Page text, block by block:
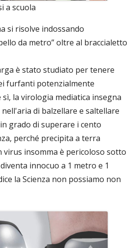
a scuola
si risolve indossando
da metro” oltre al braccialetto
è stato studiato per tenere
furfanti potenzialmente
la virologia mediatica insegna
di balzellare e saltellare
grado di superare i cento
perché precipita a terra
virus insomma è pericoloso sotto
innocuo a 1 metro e 1
la Scienza non possiamo non